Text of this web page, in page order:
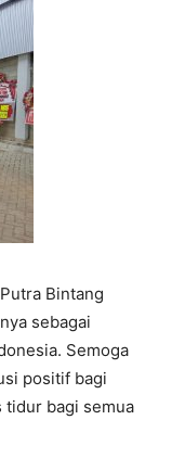
Bintang
sebagai
Semoga
positif bagi
tidur bagi semua